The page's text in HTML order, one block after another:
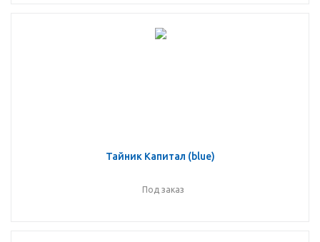
Тайник Капитал (blue)
Под заказ